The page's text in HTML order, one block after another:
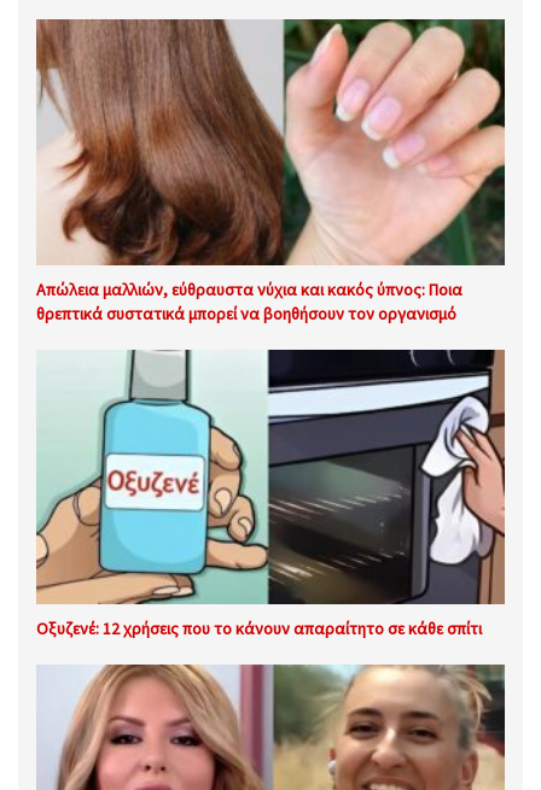
Απώλεια μαλλιών, εύθραυστα νύχια και κακός ύπνος: Ποια
θρεπτικά συστατικά μπορεί να βοηθήσουν τον οργανισμό
Οξυζενέ: 12 χρήσεις που το κάνουν απαραίτητο σε κάθε σπίτι